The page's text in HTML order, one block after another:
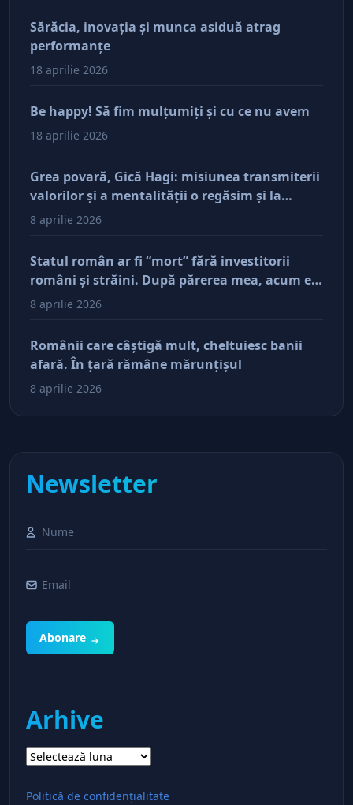
Sărăcia, inovaţia şi munca asiduă atrag
performanţe
18 aprilie 2026
Be happy! Să fim mulţumiţi şi cu ce nu avem
18 aprilie 2026
Grea povară, Gică Hagi: misiunea transmiterii
valorilor şi a mentalităţii o regăsim şi la
antreprenorii care vor să-și lase moştenire
8 aprilie 2026
Statul român ar fi “mort” fără investitorii
români şi străini. După părerea mea, acum e
doar pe perfuzii şi încă nu face diferenţa între
8 aprilie 2026
Românii care câştigă mult, cheltuiesc banii
afară. În ţară rămâne mărunţişul
8 aprilie 2026
Newsletter
Abonare
Arhive
Arhive
Politică de confidențialitate